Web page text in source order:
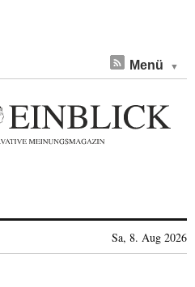
Menü
Sa, 8. Aug 2026